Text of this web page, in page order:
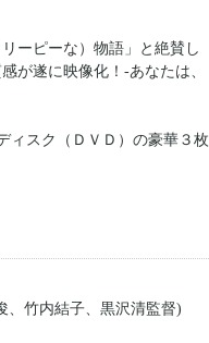
ーピーな）物語」と絶賛し
が遂に映像化！-あなたは、
ィスク（ＤＶＤ）の豪華３枚
竹内結子、黒沢清監督)